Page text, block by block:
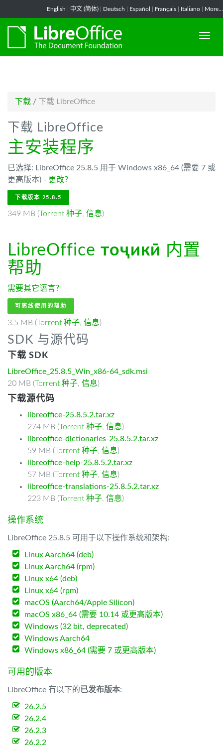
English 中文 (简体) Deutsch Español Français Italiano More...
下载 / 下载 LibreOffice
下载 LibreOffice
主安装程序
已选择: LibreOffice 25.8.5 用于 Windows x86_64 (需要 7 或
更高版本) - 更改？
下载版本 25.8.5
349 MB (Torrent 种子, 信息)
LibreOffice тоҷикӣ 内置
帮助
需要其它语言？
可离线使用的帮助
3.5 MB (Torrent 种子, 信息)
SDK 与源代码
下载 SDK
LibreOffice_25.8.5_Win_x86-64_sdk.msi
20 MB (Torrent 种子, 信息)
下载源代码
libreoffice-25.8.5.2.tar.xz
274 MB (Torrent 种子, 信息)
libreoffice-dictionaries-25.8.5.2.tar.xz
59 MB (Torrent 种子, 信息)
libreoffice-help-25.8.5.2.tar.xz
57 MB (Torrent 种子, 信息)
libreoffice-translations-25.8.5.2.tar.xz
223 MB (Torrent 种子, 信息)
操作系统
LibreOffice 25.8.5 可用于以下操作系统和架构:
Linux Aarch64 (deb)
Linux Aarch64 (rpm)
Linux x64 (deb)
Linux x64 (rpm)
macOS (Aarch64/Apple Silicon)
macOS x86_64 (需要 10.14 或更高版本)
Windows (32 bit, deprecated)
Windows Aarch64
Windows x86_64 (需要 7 或更高版本)
可用的版本
LibreOffice 有以下的已发布版本:
26.2.5
26.2.4
26.2.3
26.2.2